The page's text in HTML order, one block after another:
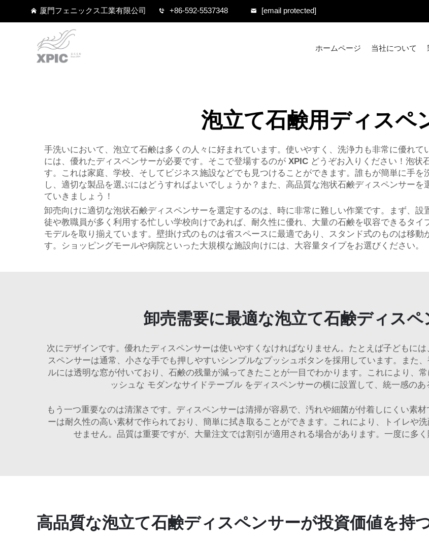
厦門フェニックス工業有限公司 +86-592-5537348 [email protected]
ホームページ 当社について
泡立て石鹸用ディスペ
手洗いにおいて、泡立て石鹸は多くの人々に好まれています。使いやすく、洗浄力も非常に優れ
には、優れたディスペンサーが必要です。そこで登場するのが XPIC どうぞお入りください！泡状
す。これは家庭、学校、そしてビジネス施設などでも見つけることができます。誰もが簡単に手
し、適切な製品を選ぶにはどうすればよいでしょうか？また、高品質な泡状石鹸ディスペンサー
ていきましょう！
卸売向けに適切な泡状石鹸ディスペンサーを選定するのは、時に非常に難しい作業です。まず、
徒や教職員が多く利用する忙しい学校向けであれば、耐久性に優れ、大量の石鹸を収容できるタ
モデルを取り揃えています。壁掛け式のものは省スペースに最適であり、スタンド式のものは移
す。ショッピングモールや病院といった大規模な施設向けには、大容量タイプをお選びください。
卸売需要に最適な泡立て石鹸ディス
次にデザインです。優れたディスペンサーは使いやすくなければなりません。たとえば子どもに
スペンサーは通常、小さな手でも押しやすいシンプルなプッシュボタンを採用しています。また
ルには透明な窓が付いており、石鹸の残量が減ってきたことが一目でわかります。これにより、
ッシュな モダンなサイドテーブル をディスペンサーの横に設置して、統一感のあ
もう一つ重要なのは清潔さです。ディスペンサーは清掃が容易で、汚れや細菌が付着しにくい素
ーは耐久性の高い素材で作られており、簡単に拭き取ることができます。これにより、トイレや
せません。品質は重要ですが、大量注文では割引が適用される場合があります。一度に多
高品質な泡立て石鹸ディスペンサーが投資価値を持